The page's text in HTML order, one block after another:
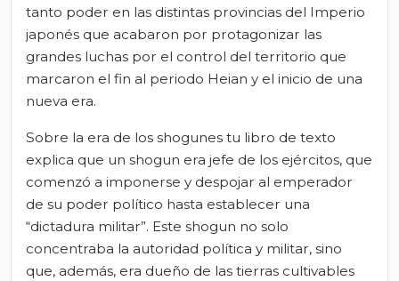
tanto poder en las distintas provincias del Imperio
japonés que acabaron por protagonizar las
grandes luchas por el control del territorio que
marcaron el fin al periodo Heian y el inicio de una
nueva era.
Sobre la era de los shogunes tu libro de texto
explica que un shogun era jefe de los ejércitos, que
comenzó a imponerse y despojar al emperador
de su poder político hasta establecer una
“dictadura militar”. Este shogun no solo
concentraba la autoridad política y militar, sino
que, además, era dueño de las tierras cultivables